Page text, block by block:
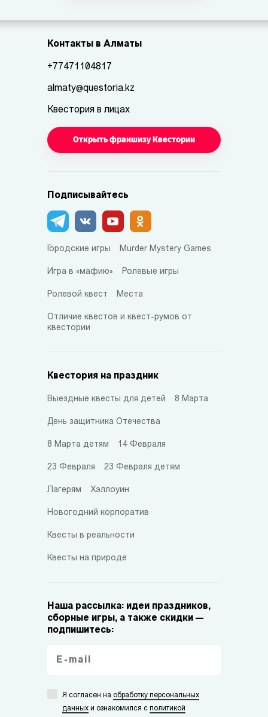
Контакты в Алматы
+77471104817
almaty@questoria.kz
Квестория в лицах
Открыть франшизу Квестории
Подписывайтесь
Городские игры Murder Mystery Games
Игра в «мафию» Ролевые игры
Ролевой квест Места
Отличие квестов и квест-румов от
квестории
Квестория на праздник
Выездные квесты для детей 8 Марта
День защитника Отечества
8 Марта детям 14 Февраля
23 Февраля 23 Февраля детям
Лагерям Хэллоуин
Новогодний корпоратив
Квесты в реальности
Квесты на природе
Наша рассылка: идеи праздников,
сборные игры, а также скидки —
подпишитесь:
Я согласен на обработку персональных
данных и ознакомился с политикой